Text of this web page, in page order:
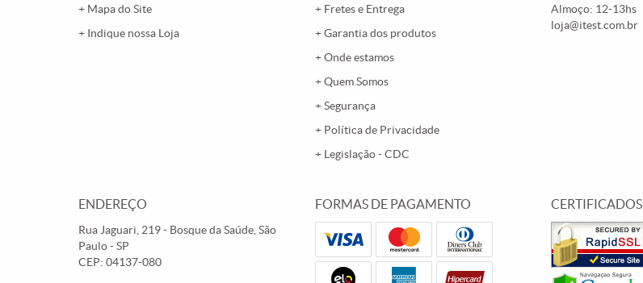
Mapa do Site
Indique nossa Loja
Fretes e Entrega
Garantia dos produtos
Onde estamos
Quem Somos
Segurança
Política de Privacidade
Legislação - CDC
Almoço: 12-13hs
loja@itest.com.br
ENDEREÇO
Rua Jaguari, 219- Bosque da Saúde, São
Paulo-SP
CEP: 04137-080
FORMAS DE PAGAMENTO CERTIFICADOS